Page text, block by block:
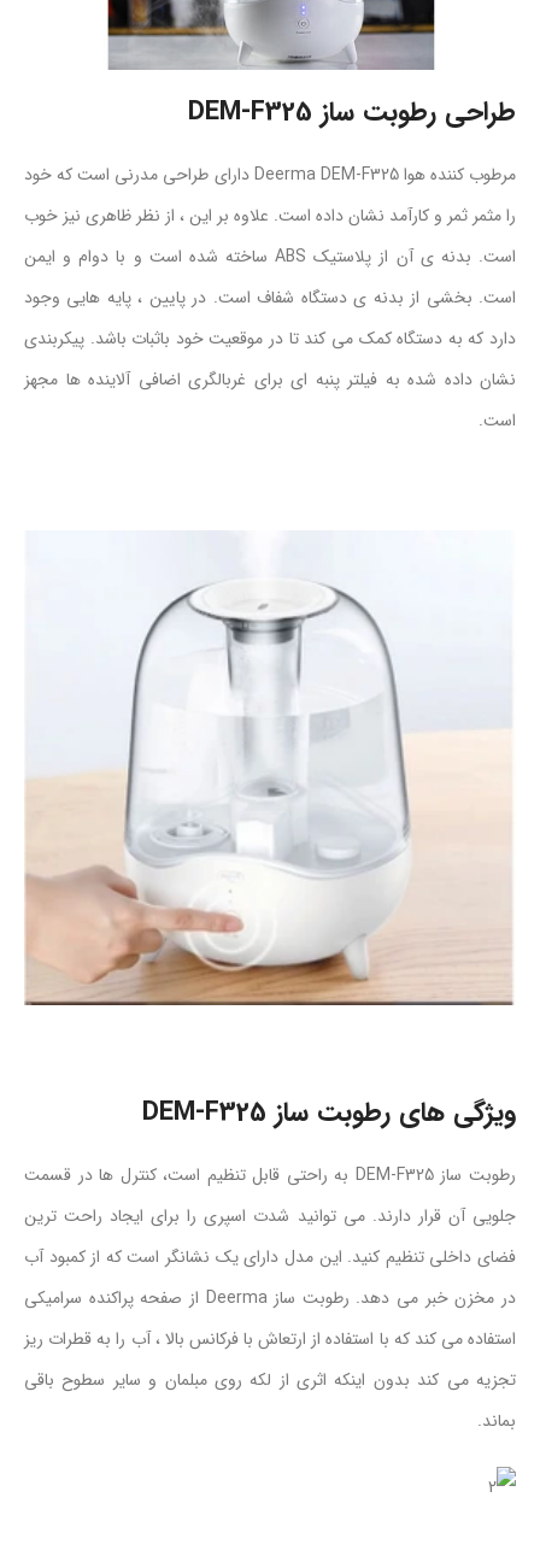
طراحی رطوبت ساز DEM-F325
مرطوب کننده هوا Deerma DEM-F325 دارای طراحی مدرنی است که خود
را مثمر ثمر و کارآمد نشان داده است. علاوه بر این ، از نظر ظاهری نیز خوب
است. بدنه ی آن از پلاستیک ABS ساخته شده است و با دوام و ایمن
است. بخشی از بدنه ی دستگاه شفاف است. در پایین ، پایه هایی وجود
دارد که به دستگاه کمک می کند تا در موقعیت خود باثبات باشد. پیکربندی
نشان داده شده به فیلتر پنبه ای برای غربالگری اضافی آلاینده ها مجهز
است.
ویژگی های رطوبت ساز DEM-F325
رطوبت ساز DEM-F325 به راحتی قابل تنظیم است، کنترل ها در قسمت
جلویی آن قرار دارند. می توانید شدت اسپری را برای ایجاد راحت ترین
فضای داخلی تنظیم کنید. این مدل دارای یک نشانگر است که از کمبود آب
در مخزن خبر می دهد. رطوبت ساز Deerma از صفحه پراکنده سرامیکی
استفاده می کند که با استفاده از ارتعاش با فرکانس بالا ، آب را به قطرات ریز
تجزیه می کند بدون اینکه اثری از لکه روی مبلمان و سایر سطوح باقی
بماند.